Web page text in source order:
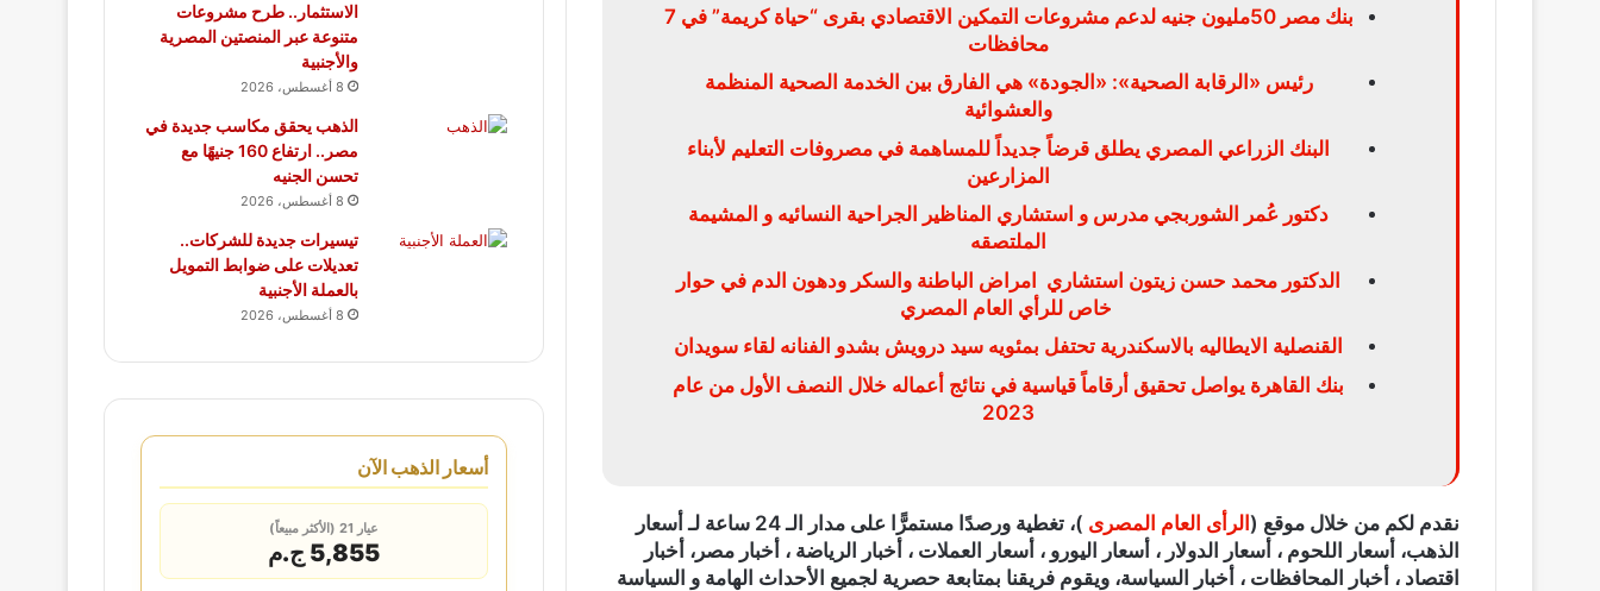
بنك مصر 50مليون جنيه لدعم مشروعات التمكين الاقتصادي بقرى “حياة كريمة” في 7
محافظات
رئيس «الرقابة الصحية»: «الجودة» هي الفارق بين الخدمة الصحية المنظمة
والعشوائية
البنك الزراعي المصري يطلق قرضاً جديداً للمساهمة في مصروفات التعليم لأبناء
المزارعين
دكتور عُمر الشوربجي مدرس و استشاري المناظير الجراحية النسائيه و المشيمة
الملتصقه
الدكتور محمد حسن زيتون استشاري امراض الباطنة والسكر ودهون الدم في حوار
خاص للرأي العام المصري
القنصلية الايطاليه بالاسكندرية تحتفل بمئويه سيد درويش بشدو الفنانه لقاء سويدان
بنك القاهرة يواصل تحقيق أرقاماً قياسية في نتائج أعماله خلال النصف الأول من عام
2023
نقدم لكم من خلال موقع (الرأى العام المصرى
)، تغطية ورصدًا مستمرًّا على مدار الـ 24 ساعة لـ أسعار
الذهب، أسعار اللحوم ، أسعار الدولار ، أسعار اليورو ، أسعار العملات ، أخبار الرياضة ، أخبار مصر، أخبار
اقتصاد ، أخبار المحافظات ، أخبار السياسة، ويقوم فريقنا بمتابعة حصرية لجميع الأحداث الهامة و السياسة
الاستثمار.. طرح مشروعات
متنوعة عبر المنصتين المصرية
والأجنبية
8 أغسطس، 2026
الذهب يحقق مكاسب جديدة في
مصر.. ارتفاع 160 جنيهًا مع
تحسن الجنيه
8 أغسطس، 2026
تيسيرات جديدة للشركات..
تعديلات على ضوابط التمويل
بالعملة الأجنبية
8 أغسطس، 2026
أسعار الذهب الآن
عيار 21 (الأكثر مبيعاً)
5,855 ج.م